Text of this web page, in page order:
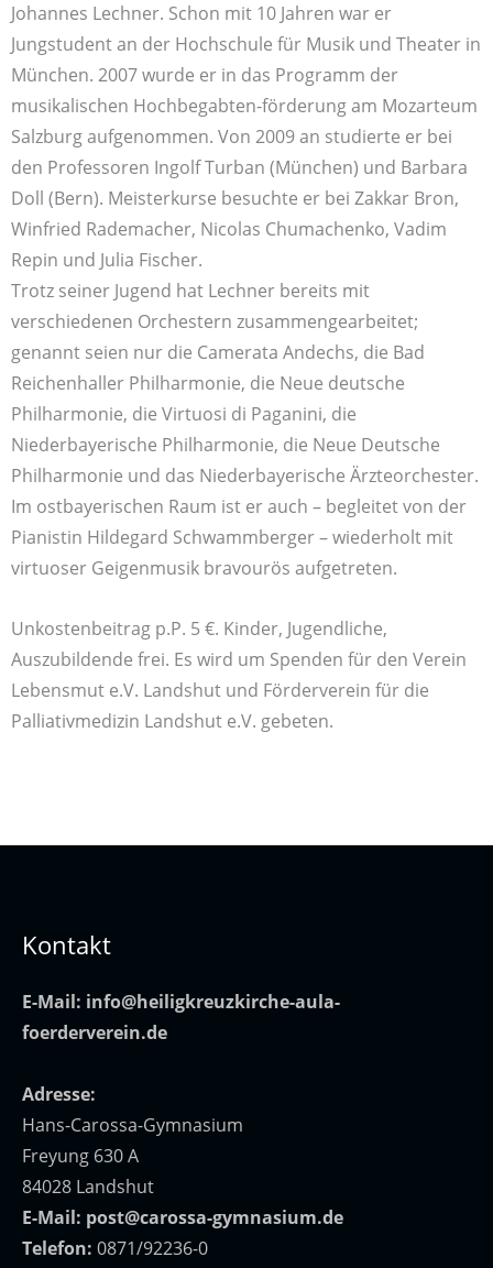
Johannes Lechner. Schon mit 10 Jahren war er
Jungstudent an der Hochschule für Musik und Theater in
München. 2007 wurde er in das Programm der
musikalischen Hochbegabten-förderung am Mozarteum
Salzburg aufgenommen. Von 2009 an studierte er bei
den Professoren Ingolf Turban (München) und Barbara
Doll (Bern). Meisterkurse besuchte er bei Zakkar Bron,
Winfried Rademacher, Nicolas Chumachenko, Vadim
Repin und Julia Fischer.
Trotz seiner Jugend hat Lechner bereits mit
verschiedenen Orchestern zusammengearbeitet;
genannt seien nur die Camerata Andechs, die Bad
Reichenhaller Philharmonie, die Neue deutsche
Philharmonie, die Virtuosi di Paganini, die
Niederbayerische Philharmonie, die Neue Deutsche
Philharmonie und das Niederbayerische Ärzteorchester.
Im ostbayerischen Raum ist er auch – begleitet von der
Pianistin Hildegard Schwammberger – wiederholt mit
virtuoser Geigenmusik bravourös aufgetreten.
Unkostenbeitrag p.P. 5 €. Kinder, Jugendliche,
Auszubildende frei. Es wird um Spenden für den Verein
Lebensmut e.V. Landshut und Förderverein für die
Palliativmedizin Landshut e.V. gebeten.
Kontakt
E-Mail: info@heiligkreuzkirche-aula-
foerderverein.de
Adresse:
Hans-Carossa-Gymnasium
Freyung 630 A
84028 Landshut
E-Mail: post@carossa-gymnasium.de
Telefon: 0871/92236-0